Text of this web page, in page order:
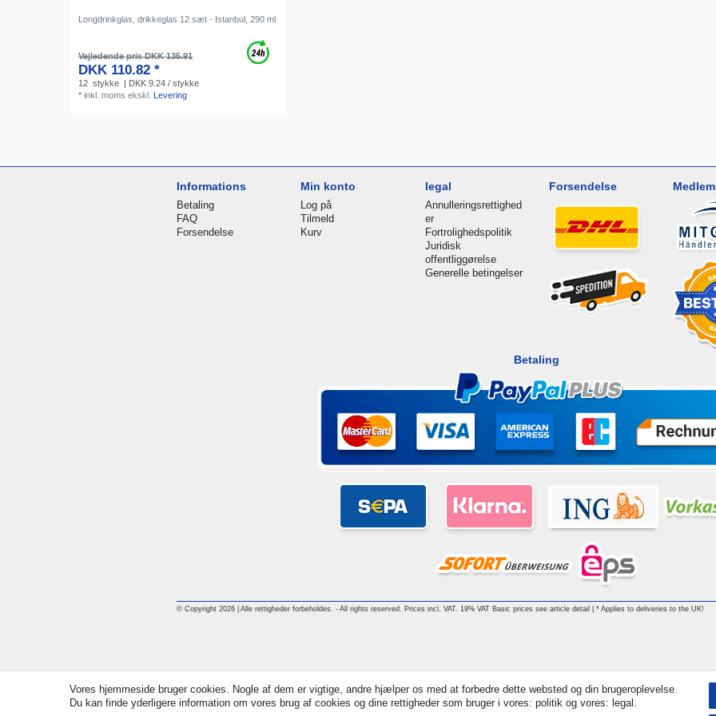
Longdrinkglas, drikkeglas 12 sæt - Istanbul, 290 ml
Vejledende pris DKK 135.91
DKK 110.82 *
12 stykke | DKK 9.24 / stykke
*inkl. moms ekskl. Levering
Informations
Betaling
FAQ
Forsendelse
Min konto
Log på
Tilmeld
Kurv
legal
Annulleringsrettighed
er
Fortrolighedspolitik
Juridisk
offentliggørelse
Generelle betingelser
Forsendelse
Betaling
© Copyright 2026 | Alle rettigheder forbeholdes. - All rights reserved. Prices incl. VAT. 19% VAT Basic prices see article detail | * Applies to deliveries to the UK!
Vores hjemmeside bruger cookies. Nogle af dem er vigtige, andre hjælper os med at forbedre dette websted og din brugeroplevelse.
Du kan finde yderligere information om vores brug af cookies og dine rettigheder som bruger i vores: politik og vores: legal.